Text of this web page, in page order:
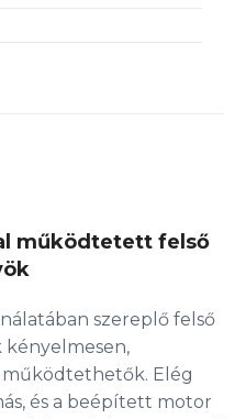
működtetett felső
szereplő felső
működtethetők. Elég
és a beépített motor